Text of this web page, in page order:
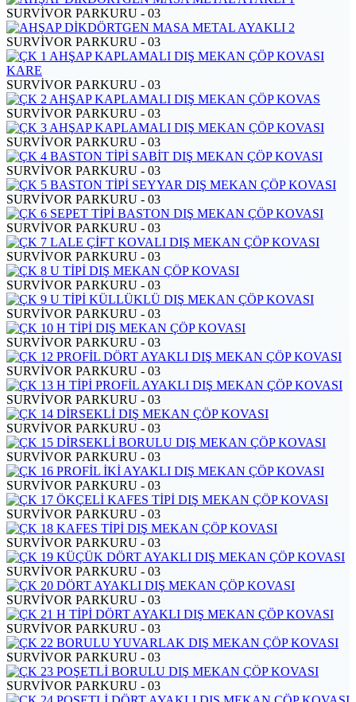
SURVİVOR PARKURU - 03
SURVİVOR PARKURU - 03
SURVİVOR PARKURU - 03
SURVİVOR PARKURU - 03
SURVİVOR PARKURU - 03
SURVİVOR PARKURU - 03
SURVİVOR PARKURU - 03
SURVİVOR PARKURU - 03
SURVİVOR PARKURU - 03
SURVİVOR PARKURU - 03
SURVİVOR PARKURU - 03
SURVİVOR PARKURU - 03
SURVİVOR PARKURU - 03
SURVİVOR PARKURU - 03
SURVİVOR PARKURU - 03
SURVİVOR PARKURU - 03
SURVİVOR PARKURU - 03
SURVİVOR PARKURU - 03
SURVİVOR PARKURU - 03
SURVİVOR PARKURU - 03
SURVİVOR PARKURU - 03
SURVİVOR PARKURU - 03
SURVİVOR PARKURU - 03
SURVİVOR PARKURU - 03